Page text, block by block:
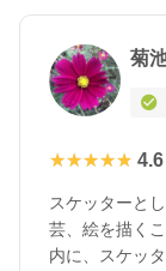
菊
★★★★★
★★★★★ 4.6
スケッターと
芸、絵を描く
内に、スケッ